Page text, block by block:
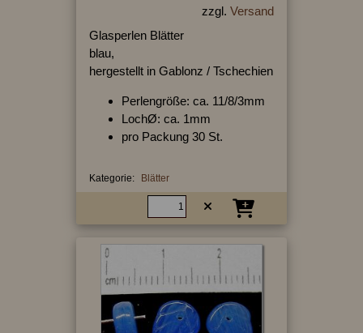
zzgl. Versand
Glasperlen Blätter
blau,
hergestellt in Gablonz / Tschechien
Perlengröße: ca. 11/8/3mm
LochØ: ca. 1mm
pro Packung 30 St.
Kategorie: Blätter